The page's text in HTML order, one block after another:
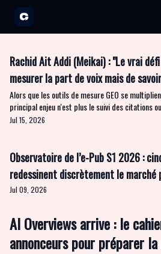
Rachid Ait Addi (Meikai) : "Le vrai
mesurer la part de voix mais de
Alors que les outils de mesure GEO se
principal enjeu n'est plus le suivi des citations
construction d'un corpus de prompts
conversationnelle au sein d'une même
Jul 15, 2026
Observatoire de l’e-Pub S1 2026 :
redessinent discrètement le
Jul 09, 2026
AI Overviews arrive : le
annonceurs pour préparer